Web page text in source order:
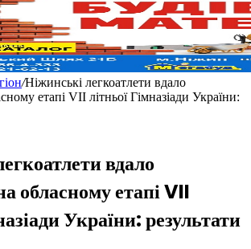
/Ніжинські легкоатлети вдало
етапі VII літньої Гімназіади України:
вдало
обласному етапі VII
України: результати